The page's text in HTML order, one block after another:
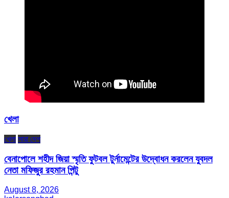
খেলা
খেলা সারা দেশ
বেনাপোলে শহীদ জিয়া স্মৃতি ফুটবল টুর্নামেন্টের উদ্বোধন করলেন যুবদল
নেতা মফিজুর রহমান পিন্টু
August 8, 2026